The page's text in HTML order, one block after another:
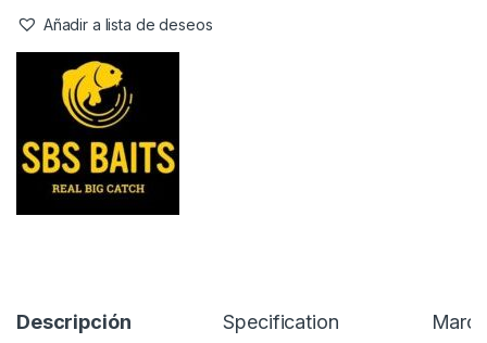
Añadir a lista de deseos
Descripción Specification Marca